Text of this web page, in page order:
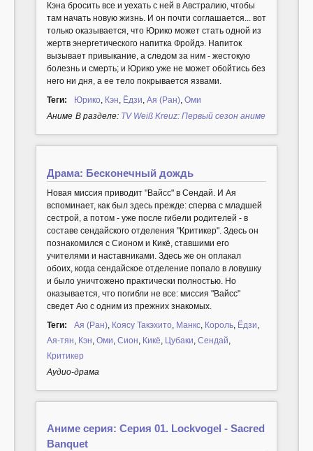
Кэна бросить все и уехать с ней в Австралию, чтобы
там начать новую жизнь. И он почти соглашается... вот
только оказывается, что Юрико может стать одной из
жертв энергетического напитка Фройдэ. Напиток
вызывает привыкание, а следом за ним - жестокую
болезнь и смерть; и Юрико уже не может обойтись без
него ни дня, а ее тело покрывается язвами.
Теги:
Юрико, Кэн, Ёдзи, Ая (Ран), Оми
Аниме В разделе: TV Weiß Kreuz: Первый сезон аниме
Драма: Бесконечный дождь
Новая миссия приводит "Вайсс" в Сендай. И Ая
вспоминает, как был здесь прежде: сперва с младшей
сестрой, а потом - уже после гибели родителей - в
составе сендайского отделения "Критикер". Здесь он
познакомился с Сионом и Кикё, ставшими его
учителями и наставниками. Здесь же он оплакал
обоих, когда сендайское отделение попало в ловушку
и было уничтожено практически полностью. Но
оказывается, что погибли не все: миссия "Вайсс"
сведет Аю с одним из прежних знакомых.
Теги:
Ая (Ран) Коясу Такэхито Манкс Король Ёдзи
Ая-тян Кэн Оми Сион Кикё Цубаки Сендай
Критикер
Аудио-драма
Аниме серия: Серия 01. Lockvogel - Sacred
Banquet